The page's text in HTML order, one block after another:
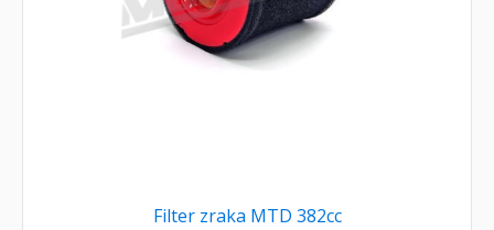
Filter zraka MTD 382cc